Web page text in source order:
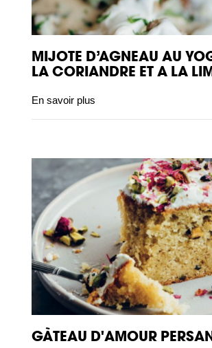
MIJOTE D’AGNEAU AU
LA CORIANDRE ET A LA
En savoir plus
GÀTEAU D'AMOUR